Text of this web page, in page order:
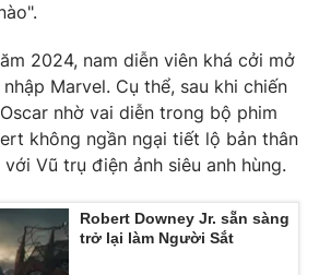
hình thức nếu không có sự chấp
2024, nam diễn viên khá cởi mở
Marvel. Cụ thể, sau khi chiến
nhờ vai diễn trong bộ phim
không ngần ngại tiết lộ bản thân
Vũ trụ điện ảnh siêu anh hùng.
Robert Downey Jr. sẵn sàng
trở lại làm Người Sắt